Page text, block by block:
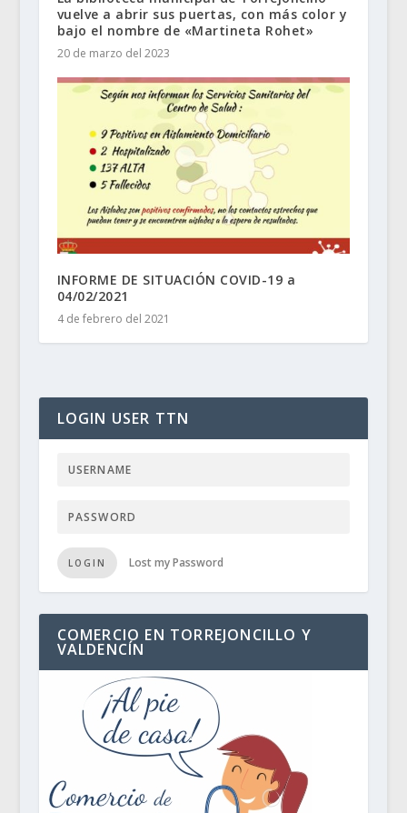
vuelve a abrir sus puertas, con más color y
bajo el nombre de «Martineta Rohet»
20 de marzo del 2023
INFORME DE SITUACIÓN COVID-19 a
04/02/2021
4 de febrero del 2021
LOGIN USER TTN
LOGIN Lost my Password
COMERCIO EN TORREJONCILLO Y
VALDENCÍN